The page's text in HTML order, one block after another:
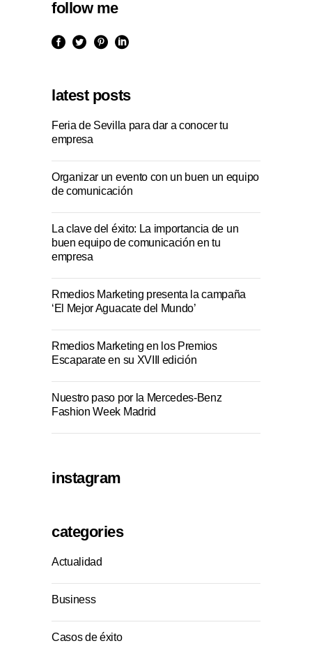
follow me
latest posts
Feria de Sevilla para dar a conocer tu
empresa
Organizar un evento con un buen un equipo
de comunicación
La clave del éxito: La importancia de un
buen equipo de comunicación en tu
empresa
Rmedios Marketing presenta la campaña
‘El Mejor Aguacate del Mundo’
Rmedios Marketing en los Premios
Escaparate en su XVIII edición
Nuestro paso por la Mercedes-Benz
Fashion Week Madrid
instagram
categories
Actualidad
Business
Casos de éxito